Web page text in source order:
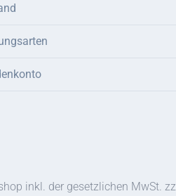
inkl. der gesetzlichen MwSt.